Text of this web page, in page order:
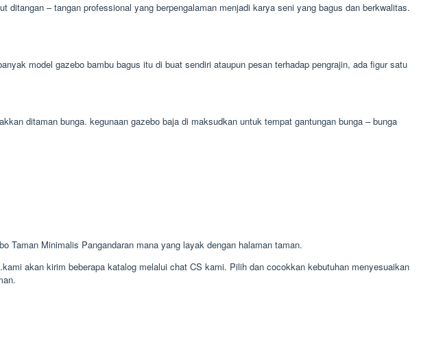
– tangan professional yang berpengalaman menjadi karya seni yang bagus dan berkwalitas.
model gazebo bambu bagus itu di buat sendiri ataupun pesan terhadap pengrajin, ada figur satu
ditaman bunga. kegunaan gazebo baja di maksudkan untuk tempat gantungan bunga – bunga
Minimalis Pangandaran mana yang layak dengan halaman taman.
akan kirim beberapa katalog melalui chat CS kami. Pilih dan cocokkan kebutuhan menyesuaikan